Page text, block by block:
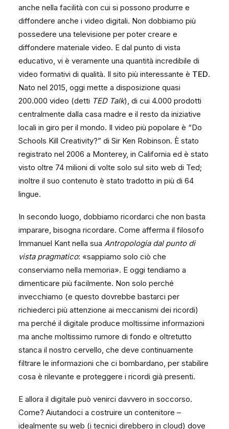
anche nella facilità con cui si possono produrre e
diffondere anche i video digitali. Non dobbiamo più
possedere una televisione per poter creare e
diffondere materiale video. E dal punto di vista
educativo, vi è veramente una quantità incredibile di
video formativi di qualità. Il sito più interessante è TED.
Nato nel 2015, oggi mette a disposizione quasi
200.000 video (detti TED Talk), di cui 4.000 prodotti
centralmente dalla casa madre e il resto da iniziative
locali in giro per il mondo. Il video più popolare è “Do
Schools Kill Creativity?” di Sir Ken Robinson. È stato
registrato nel 2006 a Monterey, in California ed è stato
visto oltre 74 milioni di volte solo sul sito web di Ted;
inoltre il suo contenuto è stato tradotto in più di 64
lingue.
In secondo luogo, dobbiamo ricordarci che non basta
imparare, bisogna ricordare. Come afferma il filosofo
Immanuel Kant nella sua Antropologia dal punto di
vista pragmatico: «sappiamo solo ciò che
conserviamo nella memoria». E oggi tendiamo a
dimenticare più facilmente. Non solo perché
invecchiamo (e questo dovrebbe bastarci per
richiederci più attenzione ai meccanismi dei ricordi)
ma perché il digitale produce moltissime informazioni
ma anche moltissimo rumore di fondo e oltretutto
stanca il nostro cervello, che deve continuamente
filtrare le informazioni che ci bombardano, per stabilire
cosa è rilevante e proteggere i ricordi già presenti.
E allora il digitale può venirci davvero in soccorso.
Come? Aiutandoci a costruire un contenitore –
idealmente su web (i tecnici direbbero in cloud) dove